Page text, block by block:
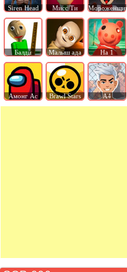
Siren Head Мисс Ти Мороженщик
Балди Малыш ада На 1
Амонг Ас Brawl Stars А4